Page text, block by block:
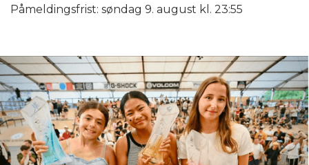
Påmeldingsfrist: søndag 9. august kl. 23:55